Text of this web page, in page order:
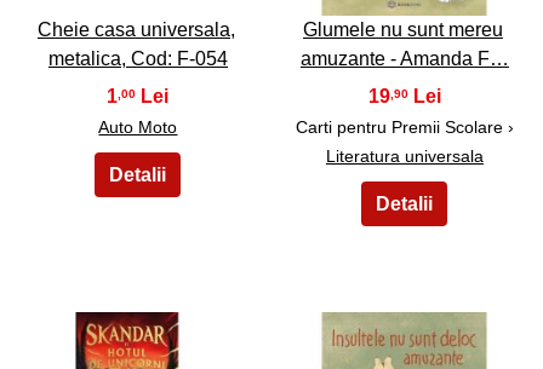
Cheie casa universala,
metalica, Cod: F-054
1,00
Auto Moto
Glumele nu sunt mereu
amuzante - Amanda F…
19,90
Carti pentru Premii Scolare ›
Literatura universala